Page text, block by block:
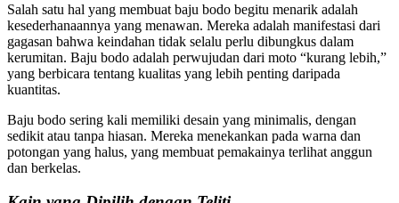
Salah satu hal yang membuat baju bodo begitu menarik adalah
kesederhanaannya yang menawan. Mereka adalah manifestasi dari
gagasan bahwa keindahan tidak selalu perlu dibungkus dalam
kerumitan. Baju bodo adalah perwujudan dari moto “kurang lebih,”
yang berbicara tentang kualitas yang lebih penting daripada
kuantitas.
Baju bodo sering kali memiliki desain yang minimalis, dengan
sedikit atau tanpa hiasan. Mereka menekankan pada warna dan
potongan yang halus, yang membuat pemakainya terlihat anggun
dan berkelas.